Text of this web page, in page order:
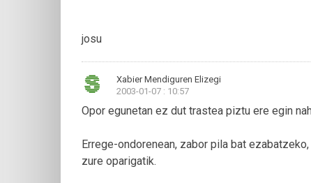
josu
Xabier Mendiguren Elizegi
2003-01-07 : 10:57
Opor egunetan ez dut trastea piztu ere egin
Errege-ondorenean, zabor pila bat
zure oparigatik.